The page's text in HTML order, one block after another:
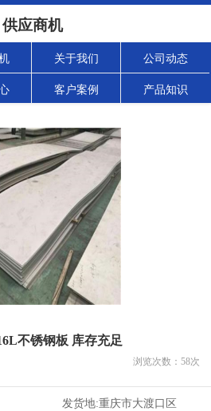
供应商机
关于我们 公司动态
客户案例 产品知识
不锈钢板 库存充足
浏览次数： 58次
发货地:重庆市大渡口区